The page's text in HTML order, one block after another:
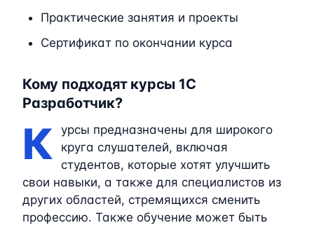
Практические занятия и проекты
Сертификат по окончании курса
Кому подходят курсы 1C
Разработчик?
К
урсы предназначены для широкого
круга слушателей, включая
студентов, которые хотят улучшить
свои навыки, а также для специалистов из
других областей, стремящихся сменить
профессию. Также обучение может быть